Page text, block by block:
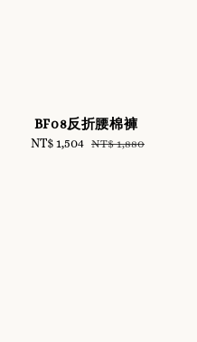
BF08反折腰棉褲
Sale
NT$ 1,504 Regular
NT$ 1,880